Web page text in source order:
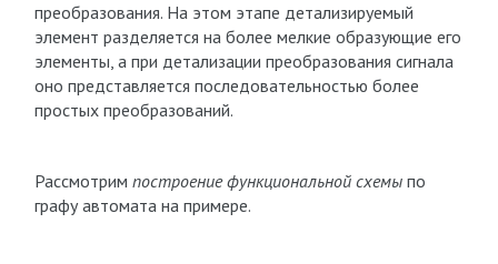
преобразования. На этом этапе детализируемый
элемент разделяется на более мелкие образующие его
элементы, а при детализации преобразования сигнала
оно представляется последовательностью более
простых преобразований.
Рассмотрим построение функциональной схемыпо
графу автомата на примере.